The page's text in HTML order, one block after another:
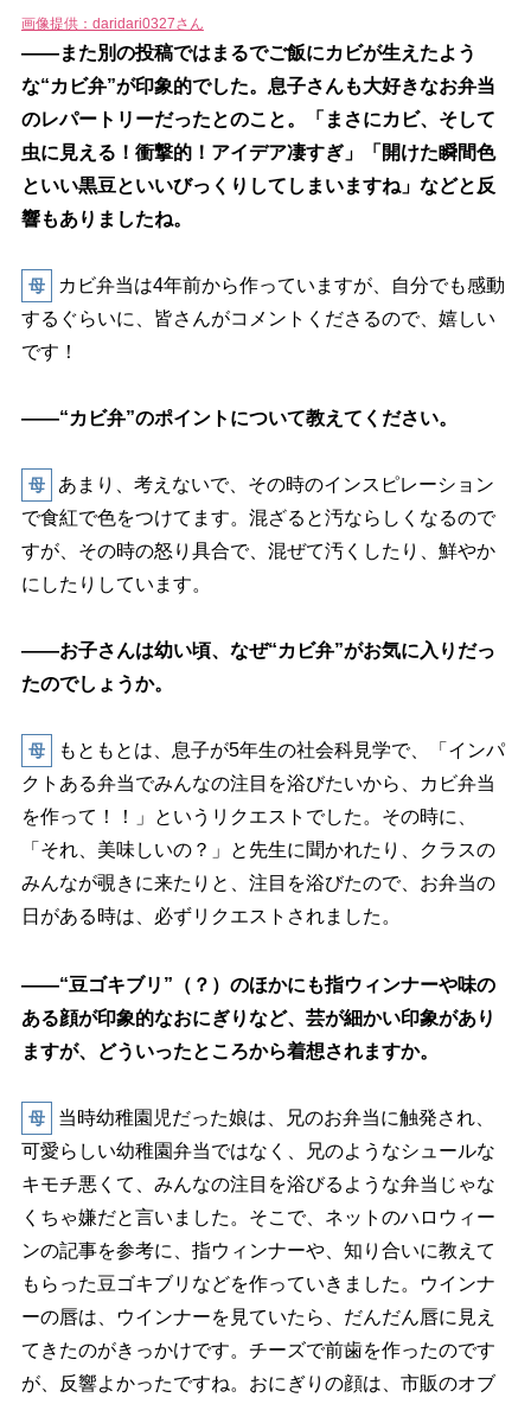
画像提供：daridari0327さん
――また別の投稿ではまるでご飯にカビが生えたよう
な“カビ弁”が印象的でした。息子さんも大好きなお弁当
のレパートリーだったとのこと。「まさにカビ、そして
虫に見える！衝撃的！アイデア凄すぎ」「開けた瞬間色
といい黒豆といいびっくりしてしまいますね」などと反
響もありましたね。
母
カビ弁当は4年前から作っていますが、自分でも感動
するぐらいに、皆さんがコメントくださるので、嬉しい
です！
――“カビ弁”のポイントについて教えてください。
母
あまり、考えないで、その時のインスピレーション
で食紅で色をつけてます。混ざると汚ならしくなるので
すが、その時の怒り具合で、混ぜて汚くしたり、鮮やか
にしたりしています。
――お子さんは幼い頃、なぜ“カビ弁”がお気に入りだっ
たのでしょうか。
母
もともとは、息子が5年生の社会科見学で、「インパ
クトある弁当でみんなの注目を浴びたいから、カビ弁当
を作って！！」というリクエストでした。その時に、
「それ、美味しいの？」と先生に聞かれたり、クラスの
みんなが覗きに来たりと、注目を浴びたので、お弁当の
日がある時は、必ずリクエストされました。
――“豆ゴキブリ”（？）のほかにも指ウィンナーや味の
ある顔が印象的なおにぎりなど、芸が細かい印象があり
ますが、どういったところから着想されますか。
母
当時幼稚園児だった娘は、兄のお弁当に触発され、
可愛らしい幼稚園弁当ではなく、兄のようなシュールな
キモチ悪くて、みんなの注目を浴びるような弁当じゃな
くちゃ嫌だと言いました。そこで、ネットのハロウィー
ンの記事を参考に、指ウィンナーや、知り合いに教えて
もらった豆ゴキブリなどを作っていきました。ウインナ
ーの唇は、ウインナーを見ていたら、だんだん唇に見え
てきたのがきっかけです。チーズで前歯を作ったのです
が、反響よかったですね。おにぎりの顔は、市販のオブ